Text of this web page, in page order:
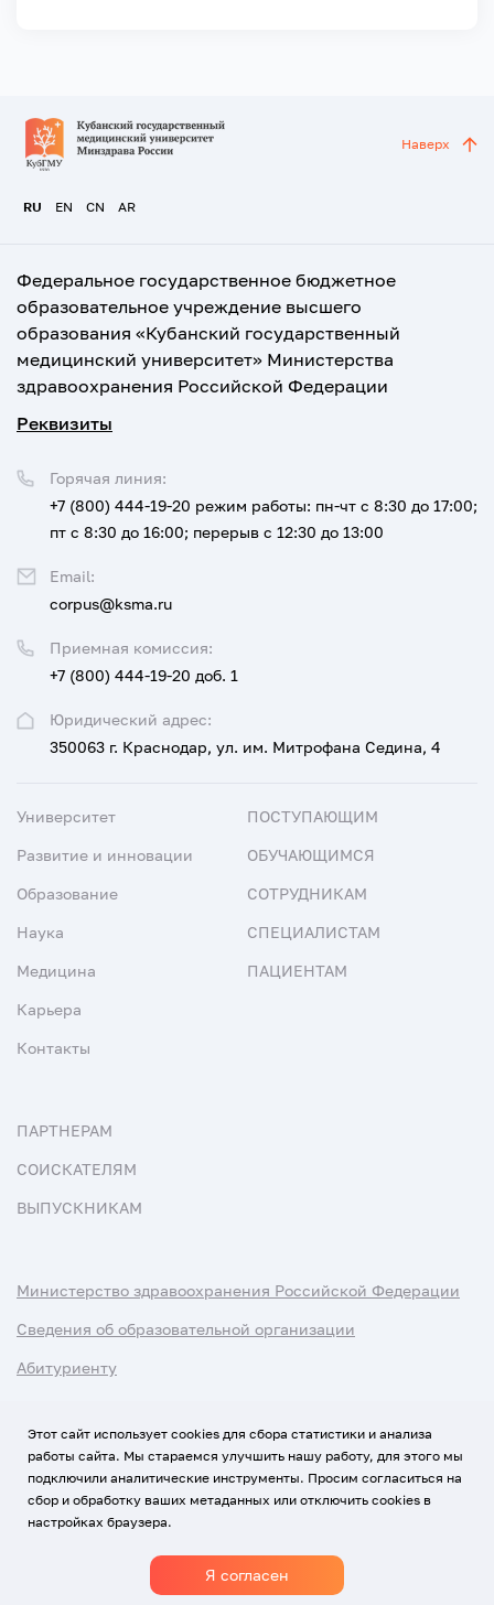
RU EN CN AR
Наверх
Федеральное государственное бюджетное
образовательное учреждение высшего
образования «Кубанский государственный
медицинский университет» Министерства
здравоохранения Российской Федерации
Реквизиты
Юридический адрес:
350063 г. Краснодар, ул. им. Митрофана Седина, 4
Приемная комиссия:
+7 (800) 444-19-20 доб. 1
Горячая линия:
+7 (800) 444-19-20 режим работы: пн-чт с 8:30 до 17:00;
пт с 8:30 до 16:00; перерыв с 12:30 до 13:00
Email:
corpus@ksma.ru
Университет
Развитие и инновации
Образование
Наука
Медицина
Карьера
Контакты
ПОСТУПАЮЩИМ
ОБУЧАЮЩИМСЯ
СОТРУДНИКАМ
СПЕЦИАЛИСТАМ
ПАЦИЕНТАМ
ПАРТНЕРАМ
СОИСКАТЕЛЯМ
ВЫПУСКНИКАМ
Министерство здравоохранения Российской Федерации
Сведения об образовательной организации
Абитуриенту
Использование Cookies
Политика обработки персональных данных
© Все права защищены
Этот сайт использует cookies для сбора статистики и анализа
работы сайта. Мы стараемся улучшить нашу работу, для этого мы
подключили аналитические инструменты. Просим согласиться на
сбор и обработку ваших метаданных или отключить cookies в
настройках браузера.
Я согласен